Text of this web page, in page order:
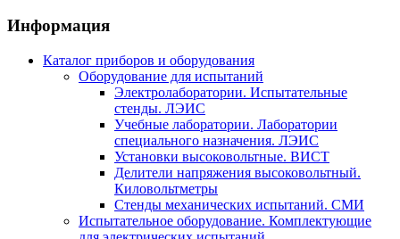
Информация
Каталог приборов и оборудования
Оборудование для испытаний
Электролаборатории. Испытательные
стенды. ЛЭИС
Учебные лаборатории. Лаборатории
специального назначения. ЛЭИС
Установки высоковольтные. ВИСТ
Делители напряжения высоковольтный.
Киловольтметры
Стенды механических испытаний. СМИ
Испытательное оборудование. Комплектующие